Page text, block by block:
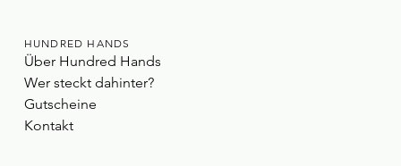
HUNDRED HANDS
Über Hundred Hands
Wer steckt dahinter?
Gutscheine
Kontakt